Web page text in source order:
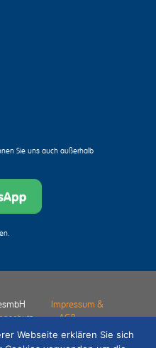
Sie uns auch außerhalb
GesmbH
Impressum &
AGB
Webseite erklären Sie sich